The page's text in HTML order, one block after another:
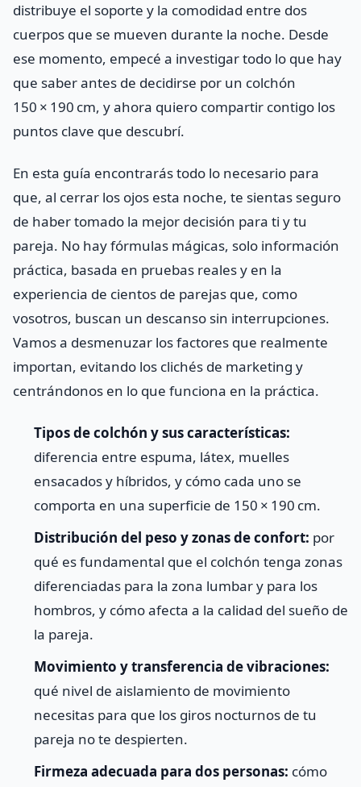
distribuye el soporte y la comodidad entre dos
cuerpos que se mueven durante la noche. Desde
ese momento, empecé a investigar todo lo que hay
que saber antes de decidirse por un colchón
150 × 190 cm, y ahora quiero compartir contigo los
puntos clave que descubrí.
En esta guía encontrarás todo lo necesario para
que, al cerrar los ojos esta noche, te sientas seguro
de haber tomado la mejor decisión para ti y tu
pareja. No hay fórmulas mágicas, solo información
práctica, basada en pruebas reales y en la
experiencia de cientos de parejas que, como
vosotros, buscan un descanso sin interrupciones.
Vamos a desmenuzar los factores que realmente
importan, evitando los clichés de marketing y
centrándonos en lo que funciona en la práctica.
Tipos de colchón y sus características:
diferencia entre espuma, látex, muelles
ensacados y híbridos, y cómo cada uno se
comporta en una superficie de 150 × 190 cm.
Distribución del peso y zonas de confort: por
qué es fundamental que el colchón tenga zonas
diferenciadas para la zona lumbar y para los
hombros, y cómo afecta a la calidad del sueño de
la pareja.
Movimiento y transferencia de vibraciones:
qué nivel de aislamiento de movimiento
necesitas para que los giros nocturnos de tu
pareja no te despierten.
Firmeza adecuada para dos personas: cómo